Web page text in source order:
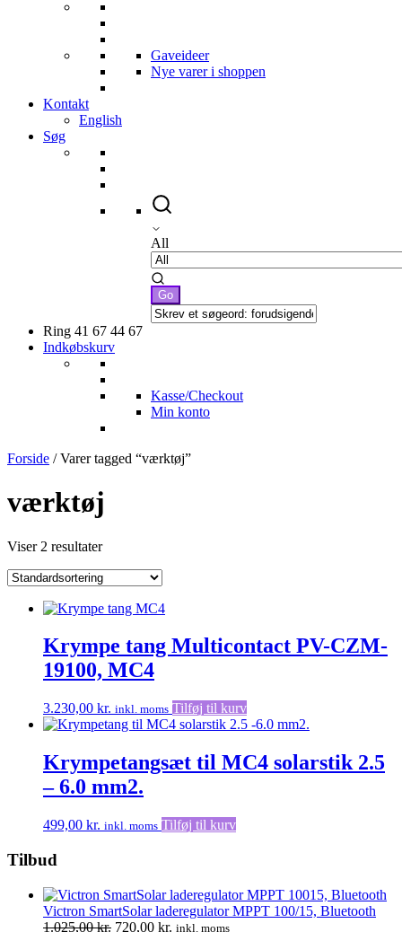
Gaveideer
Nye varer i shoppen
Kontakt
English
Søg
All
Ring 41 67 44 67
Indkøbskurv
Kasse/Checkout
Min konto
Forside / Varer tagged “værktøj”
værktøj
Viser 2 resultater
Krympe tang Multicontact PV-CZM-
19100, MC4
3.230,00 kr. inkl. moms Tilføj til kurv
Krympetangsæt til MC4 solarstik 2.5
– 6.0 mm2.
499,00 kr. inkl. moms Tilføj til kurv
Tilbud
Victron SmartSolar laderegulator MPPT 100/15, Bluetooth
1.025,00kr. Den
720,00 kr. Den
inkl. moms